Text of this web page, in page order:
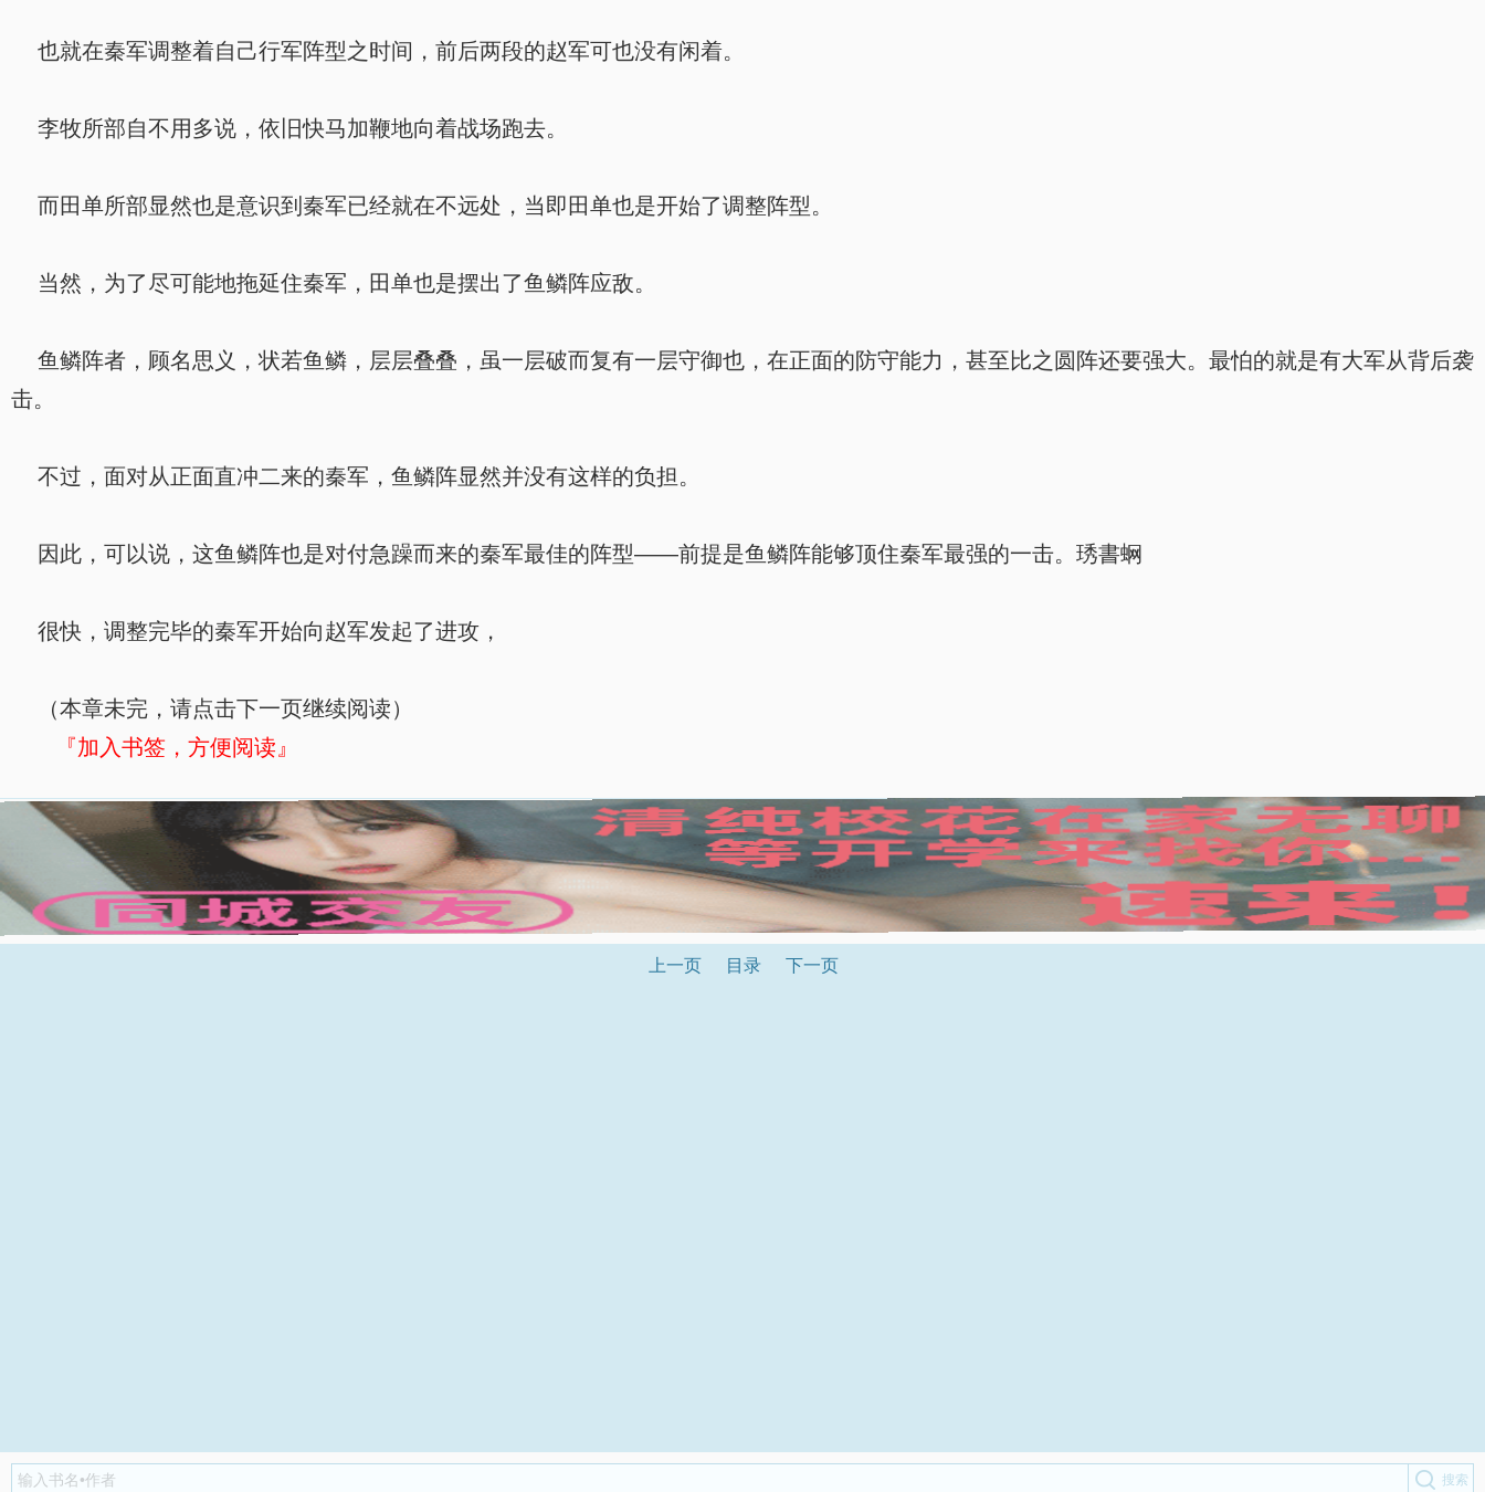
也就在秦军调整着自己行军阵型之时间，前后两段的赵军可也没有闲着。
李牧所部自不用多说，依旧快马加鞭地向着战场跑去。
而田单所部显然也是意识到秦军已经就在不远处，当即田单也是开始了调整阵型。
当然，为了尽可能地拖延住秦军，田单也是摆出了鱼鳞阵应敌。
鱼鳞阵者，顾名思义，状若鱼鳞，层层叠叠，虽一层破而复有一层守御也，在正面的防守能力，甚至比之圆阵还要强大。最怕的就是有大军从背后袭
击。
不过，面对从正面直冲二来的秦军，鱼鳞阵显然并没有这样的负担。
因此，可以说，这鱼鳞阵也是对付急躁而来的秦军最佳的阵型——前提是鱼鳞阵能够顶住秦军最强的一击。琇書蛧
很快，调整完毕的秦军开始向赵军发起了进攻，
（本章未完，请点击下一页继续阅读）
『加入书签，方便阅读』
上一页 目录 下一页